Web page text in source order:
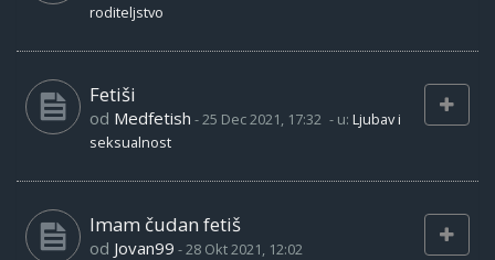
roditeljstvo
Fetiši
od Medfetish -25 Dec 2021, 17:32 - u: Ljubav i
seksualnost
Imam čudan fetiš
od Jovan99 -28 Okt 2021, 12:02